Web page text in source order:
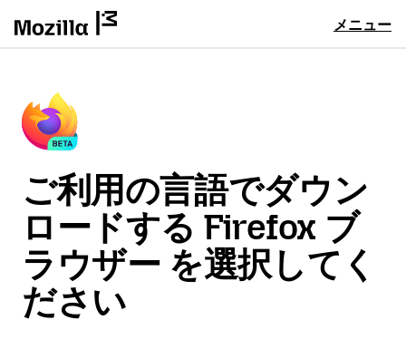
メニュー
ご利用の言語でダウン
ロードする Firefox ブ
ラウザー を選択してく
ださい